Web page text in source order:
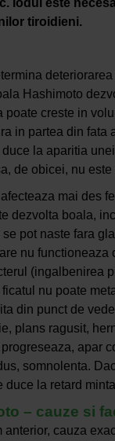
tiroidieni.
Hashimoto
poate creste in
in partea din fata
la aparitia
de obicei, nu este
mai des
dezvolta boala,
pot naste fara
nu functioneaza
(ingalbenirea
nu poate
din punct de
plans ragusit,
apar
somnolenta.
duce la retard
– cauze si
anterior, cauza